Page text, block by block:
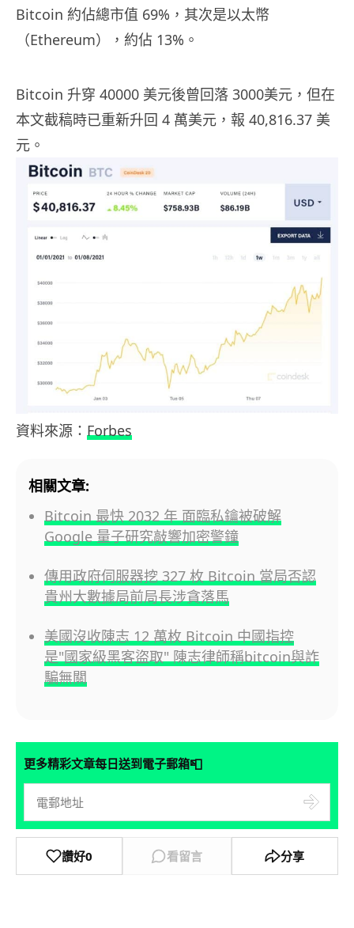
Bitcoin 約佔總市值 69%，其次是以太幣
（Ethereum），約佔 13%。
Bitcoin 升穿 40000 美元後曾回落 3000美元，但在
本文截稿時已重新升回 4 萬美元，報 40,816.37 美
元。
資料來源： Forbes
相關文章:
Bitcoin 最快 2032 年 面臨私鑰被破解
Google 量子研究敲響加密警鐘
傳用政府伺服器挖 327 枚 Bitcoin 當局否認
貴州大數據局前局長涉貪落馬
美國沒收陳志 12 萬枚 Bitcoin 中國指控
是"國家級黑客盜取" 陳志律師稱bitcoin與詐
騙無關
更多精彩文章每日送到電子郵箱📮
讚好0 看留言 分享